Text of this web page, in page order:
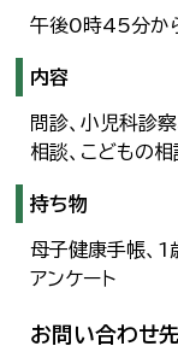
午後0時45分か
内容
問診、小児科診察
相談、こどもの相
持ち物
母子健康手帳、
アンケート
お問い合わせ先